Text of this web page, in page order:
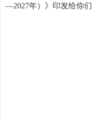
—2027年）》印发给你